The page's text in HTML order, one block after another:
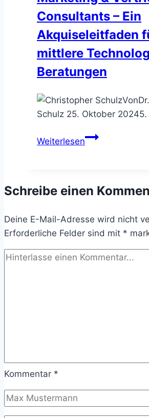
Monaten
Intensivnutzung
Consultants – Ein
Akquiseleitfaden
mittlere
Beratungen
Von
Schulz 25. Oktober 2024
WeiterlesenMarketing
IT-
–
Ein
für
Schreibe einen
Deine E-Mail-Adresse wird nicht
Erforderliche Felder sind mit *
Kommentar *